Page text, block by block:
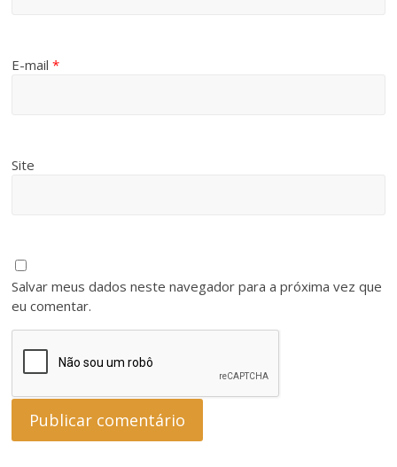
E-mail*
Site
Salvar meus dados neste navegador para a próxima vez que
eu comentar.